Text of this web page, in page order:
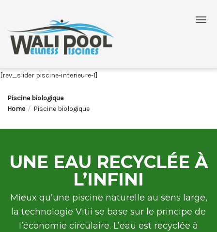
[rev_slider piscine-interieure-1]
Piscine biologique
Home
Piscine biologique
UNE EAU RECYCLÉE À
L’INFINI
Mieux qu’une piscine naturelle au sens large,
la technologie Vitii se base sur le principe de
l’économie circulaire. L’eau est recyclée à